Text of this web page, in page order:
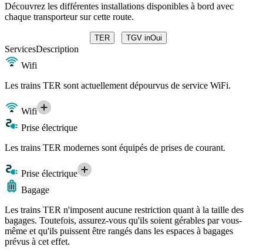
Découvrez les différentes installations disponibles à bord avec
chaque transporteur sur cette route.
TER TGV inOui
ServicesDescription
Wifi
Les trains TER sont actuellement dépourvus de service WiFi.
Wifi
Prise électrique
Les trains TER modernes sont équipés de prises de courant.
Prise électrique
Bagage
Les trains TER n'imposent aucune restriction quant à la taille des
bagages. Toutefois, assurez-vous qu'ils soient gérables par vous-
même et qu'ils puissent être rangés dans les espaces à bagages
prévus à cet effet.